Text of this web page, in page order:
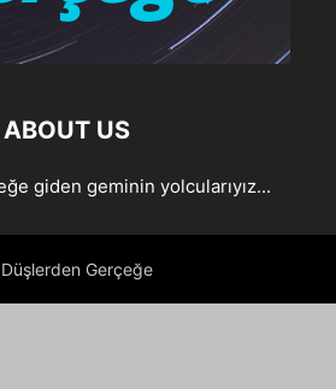
ABOUT US
giden geminin yolcularıyız...
Gerçeğe